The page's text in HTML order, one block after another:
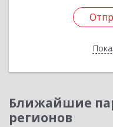
Ближайшие
регионов